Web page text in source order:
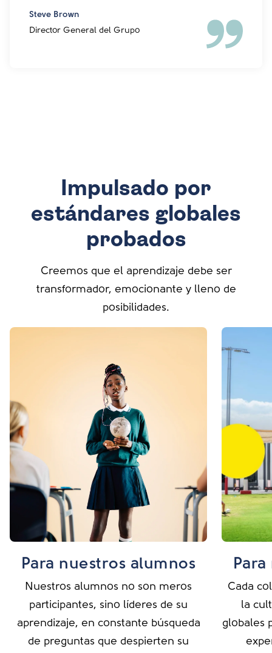
Steve Brown
Director General del Grupo
Impulsado por
estándares globales
probados
Creemos que el aprendizaje debe ser
transformador, emocionante y lleno de
posibilidades.
Para nuestros alumnos
Nuestros alumnos no son meros
participantes, sino líderes de su
aprendizaje, en constante búsqueda
de preguntas que despierten su
Cada
la
globales